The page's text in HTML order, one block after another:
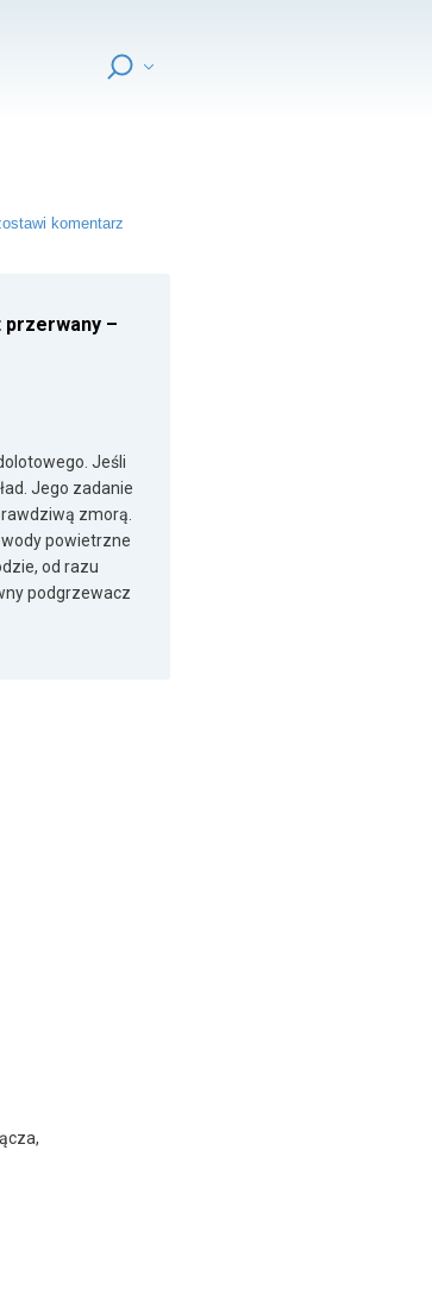
komentarz
przerwany –
Jeśli
Jego zadanie
zmorą.
powietrzne
od razu
podgrzewacz